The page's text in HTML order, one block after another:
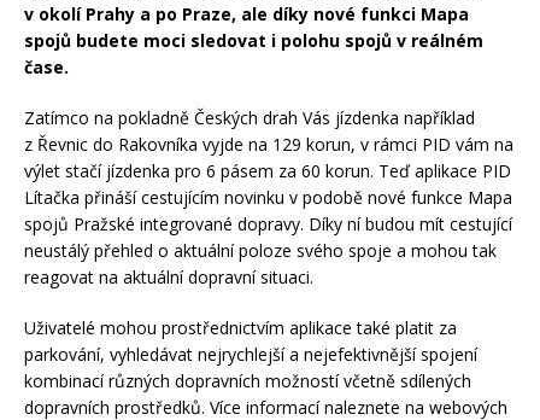
v okolí Prahy a po Praze, ale díky nové funkci Mapa
spojů budete moci sledovat i polohu spojů v reálném
čase.
Zatímco na pokladně Českých drah Vás jízdenka například
z Řevnic do Rakovníka vyjde na 129 korun, v rámci PID vám na
výlet stačí jízdenka pro 6 pásem za 60 korun. Teď aplikace PID
Lítačka přináší cestujícím novinku v podobě nové funkce Mapa
spojů Pražské integrované dopravy. Díky ní budou mít cestující
neustálý přehled o aktuální poloze svého spoje a mohou tak
reagovat na aktuální dopravní situaci.
Uživatelé mohou prostřednictvím aplikace také platit za
parkování, vyhledávat nejrychlejší a nejefektivnější spojení
kombinací různých dopravních možností včetně sdílených
dopravních prostředků. Více informací naleznete na webových